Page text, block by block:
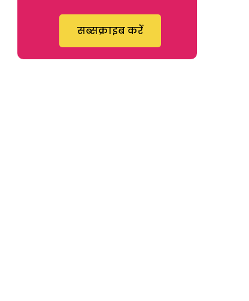
सब्सक्राइब करें